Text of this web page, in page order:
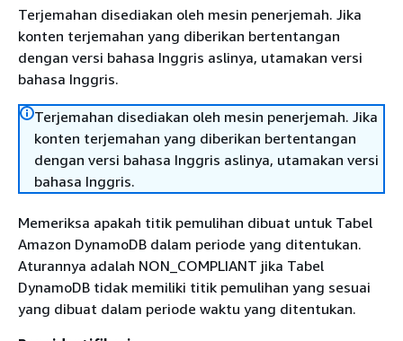
Terjemahan disediakan oleh mesin penerjemah. Jika
konten terjemahan yang diberikan bertentangan
dengan versi bahasa Inggris aslinya, utamakan versi
bahasa Inggris.
Terjemahan disediakan oleh mesin penerjemah. Jika
konten terjemahan yang diberikan bertentangan
dengan versi bahasa Inggris aslinya, utamakan versi
bahasa Inggris.
Memeriksa apakah titik pemulihan dibuat untuk Tabel
Amazon DynamoDB dalam periode yang ditentukan.
Aturannya adalah NON_COMPLIANT jika Tabel
DynamoDB tidak memiliki titik pemulihan yang sesuai
yang dibuat dalam periode waktu yang ditentukan.